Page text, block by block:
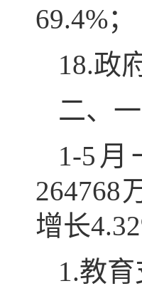
69.4%；
18.政
二、
1-5
264768
增长
1.教